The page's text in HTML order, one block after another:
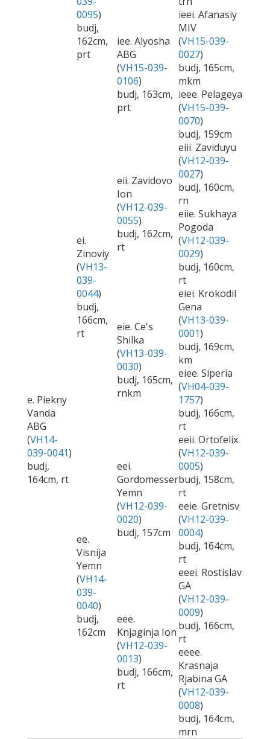
0095)
budj,
162cm,
prt
iee. Alyosha
ABG
(VH15-039-
0106)
budj, 163cm,
prt
ieei. Afanasiy
MIV
(VH15-039-
0027)
budj, 165cm,
mkm
ieee. Pelageya
(VH15-039-
0070)
budj, 159cm
e. Piekny
Vanda
ABG
(VH14-
039-0041)
budj,
164cm, rt
ei.
Zinoviy
(VH13-
039-
0044)
budj,
166cm,
rt
eii. Zavidovo
Ion
(VH12-039-
0055)
budj, 162cm,
rt
eiii. Zaviduyu
(VH12-039-
0027)
budj, 160cm,
rn
eiie. Sukhaya
Pogoda
(VH12-039-
0029)
budj, 160cm,
rt
eie. Ce's
Shilka
(VH13-039-
0030)
budj, 165cm,
rnkm
eiei. Krokodil
Gena
(VH13-039-
0001)
budj, 169cm,
km
eiee. Siperia
(VH04-039-
1757)
budj, 166cm,
rt
ee.
Visnija
Yemn
(VH14-
039-
0040)
budj,
162cm
eei.
Gordomesser
Yemn
(VH12-039-
0020)
budj, 157cm
eeii. Ortofelix
(VH12-039-
0005)
budj, 158cm,
rt
eeie. Gretnisv
(VH12-039-
0004)
budj, 164cm,
rt
eee.
Knjaginja Ion
(VH12-039-
0013)
budj, 166cm,
rt
eeei. Rostislav
GA
(VH12-039-
0009)
budj, 166cm,
rt
eeee.
Krasnaja
Rjabina GA
(VH12-039-
0008)
budj, 164cm,
mrn